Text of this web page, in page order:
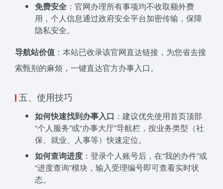
免费安全 ：官网办理所有事项均不收取额外费
用，个人信息通过政府安全平台加密传输，保障
隐私安全。
导航站价值 ：本站已收录该官网直达链接，为您省去搜
索甄别的麻烦，一键直达官方办事入口。
五、使用技巧
如何快速找到办事入口 ：建议优先使用首页顶部
“个人服务”或“办事大厅”导航栏，按业务类型（社
保、就业、人事等）快速定位。
如何查询进度 ：登录个人账号后，在“我的办件”或
“进度查询”模块，输入受理编号即可查看实时状
态。